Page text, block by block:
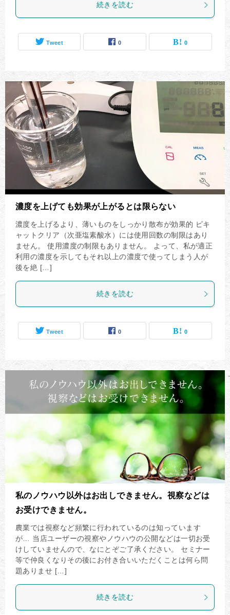
続きを読む
Tweet 0 0
濃度を上げても効果が上がるとは限らない
濃度を上げるより、薄いものをしっかり散布が効果的 ピキ
ャットクリア（次亜塩素酸水）には使用回数の制限はあり
ません。 使用濃度の制限もありません。 よって、私が適正
利用の濃度を示してもそれ以上の濃度で使ってしまう人が
後を絶 […]
続きを読む
Tweet 0 0
私のノウハウ以外はお出しできません。視察などは
お受けできません。
農業では視察など頻繁に行われているのは知っています
が… 当店ユーザーの視察やノウハウの公開などは一切お受
けしていませんので、なにとぞご了承ください。 セミナー
等で仲良くなりその後にお付き合いいただくことは何ら問
題ありませ […]
続きを読む